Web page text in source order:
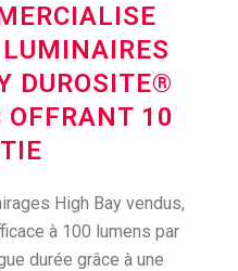
DUROSITE®
10
High Bay vendus,
à 100 lumens par
durée grâce à une